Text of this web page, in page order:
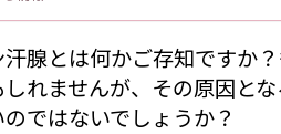
腺とは何かご存知ですか
れませんが、その原因と
ではないでしょうか？